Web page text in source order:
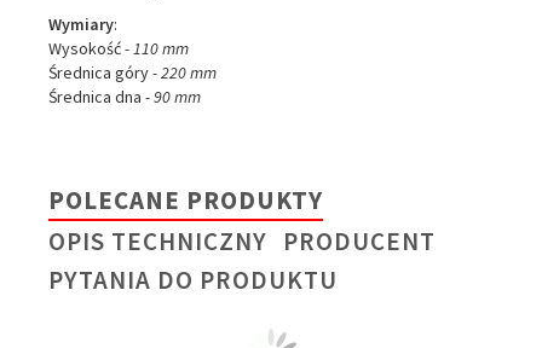
Wymiary:
Wysokość- 110mm
Średnica góry- 220mm
Średnica dna - 90mm
POLECANE PRODUKTY
OPIS TECHNICZNY PRODUCENT
PYTANIA DO PRODUKTU